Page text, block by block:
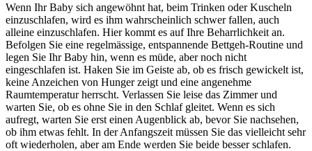
Wenn Ihr Baby sich angewöhnt hat, beim Trinken oder Kuscheln
einzuschlafen, wird es ihm wahrscheinlich schwer fallen, auch
alleine einzuschlafen. Hier kommt es auf Ihre Beharrlichkeit an.
Befolgen Sie eine regelmässige, entspannende Bettgeh-Routine und
legen Sie Ihr Baby hin, wenn es müde, aber noch nicht
eingeschlafen ist. Haken Sie im Geiste ab, ob es frisch gewickelt ist,
keine Anzeichen von Hunger zeigt und eine angenehme
Raumtemperatur herrscht. Verlassen Sie leise das Zimmer und
warten Sie, ob es ohne Sie in den Schlaf gleitet. Wenn es sich
aufregt, warten Sie erst einen Augenblick ab, bevor Sie nachsehen,
ob ihm etwas fehlt. In der Anfangszeit müssen Sie das vielleicht sehr
oft wiederholen, aber am Ende werden Sie beide besser schlafen.